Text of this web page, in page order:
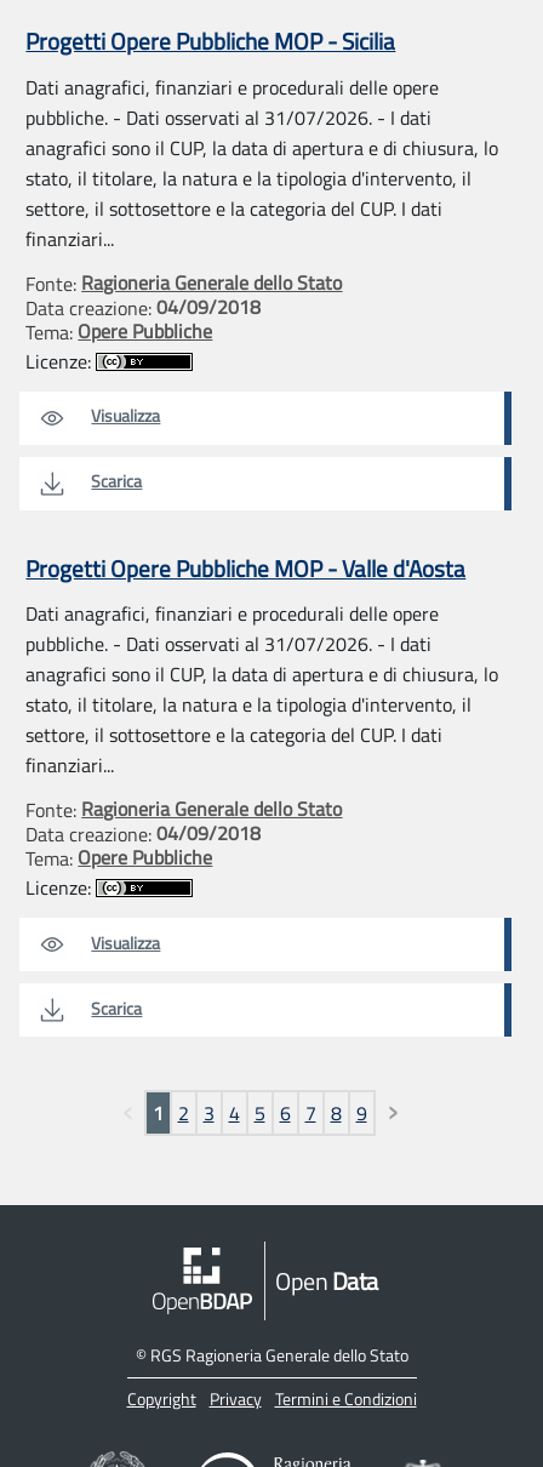
Progetti Opere Pubbliche MOP - Sicilia
Dati anagrafici, finanziari e procedurali delle opere
pubbliche. - Dati osservati al 31/07/2026. - I dati
anagrafici sono il CUP, la data di apertura e di chiusura, lo
stato, il titolare, la natura e la tipologia d'intervento, il
settore, il sottosettore e la categoria del CUP. I dati
finanziari...
Fonte: Ragioneria Generale dello Stato
Data creazione:04/09/2018
Tema: Opere Pubbliche
Licenze:
Visualizza
Scarica
Progetti Opere Pubbliche MOP - Valle d'Aosta
Dati anagrafici, finanziari e procedurali delle opere
pubbliche. - Dati osservati al 31/07/2026. - I dati
anagrafici sono il CUP, la data di apertura e di chiusura, lo
stato, il titolare, la natura e la tipologia d'intervento, il
settore, il sottosettore e la categoria del CUP. I dati
finanziari...
Fonte: Ragioneria Generale dello Stato
Data creazione:04/09/2018
Tema: Opere Pubbliche
Licenze:
Visualizza
Scarica
1 2 3 4 5 6 7 8 9
OpenData
©RGS Ragioneria Generale dello Stato
Copyright Privacy Termini e Condizioni